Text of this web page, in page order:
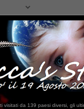
visitati da 139 paesi diversi, gli